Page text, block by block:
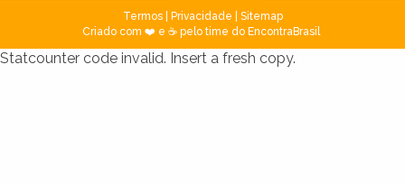
Termos| Privacidade
Sitemap
Criado com ❤️ e ☕ pelo time do EncontraBrasil
Statcounter code invalid. Insert a fresh copy.